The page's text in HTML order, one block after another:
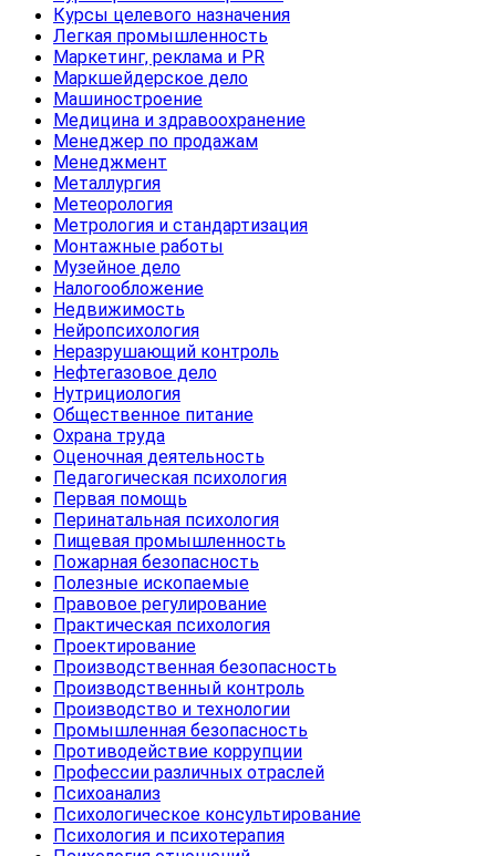
Курсы целевого назначения
Легкая промышленность
Маркетинг, реклама и PR
Маркшейдерское дело
Машиностроение
Медицина и здравоохранение
Менеджер по продажам
Менеджмент
Металлургия
Метеорология
Метрология и стандартизация
Монтажные работы
Музейное дело
Налогообложение
Недвижимость
Нейропсихология
Неразрушающий контроль
Нефтегазовое дело
Нутрициология
Общественное питание
Охрана труда
Оценочная деятельность
Педагогическая психология
Первая помощь
Перинатальная психология
Пищевая промышленность
Пожарная безопасность
Полезные ископаемые
Правовое регулирование
Практическая психология
Проектирование
Производственная безопасность
Производственный контроль
Производство и технологии
Промышленная безопасность
Противодействие коррупции
Профессии различных отраслей
Психоанализ
Психологическое консультирование
Психология и психотерапия